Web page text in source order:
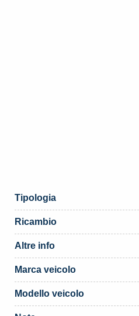
Tipologia
Ricambio
Altre info
Marca veicolo
Modello veicolo